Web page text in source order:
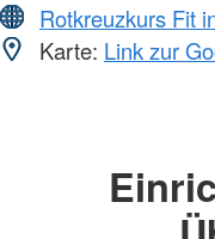
Rotkreuzkurs Fit
Karte: Link zur